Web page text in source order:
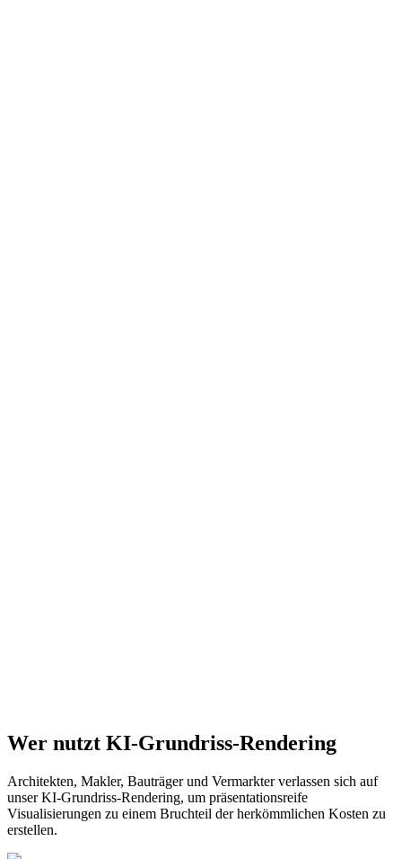
Kostenlos in 4K rendern
Wer nutzt KI-Grundriss-Rendering
Architekten, Makler, Bauträger und Vermarkter verlassen sich auf
unser KI-Grundriss-Rendering, um präsentationsreife
Visualisierungen zu einem Bruchteil der herkömmlichen Kosten zu
erstellen.